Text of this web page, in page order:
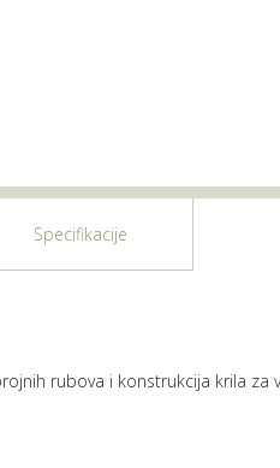
Specifikacije
rubova i konstrukcija krila za